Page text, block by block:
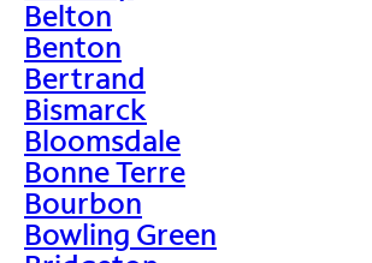
Belton
Benton
Bertrand
Bismarck
Bloomsdale
Bonne Terre
Bourbon
Bowling Green